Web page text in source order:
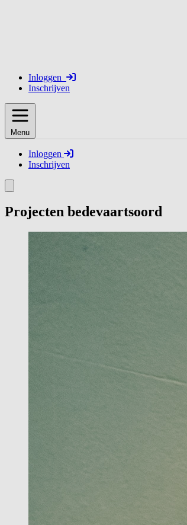
Inloggen
Inschrijven
Menu
Inloggen
Inschrijven
Projecten bedevaartsoord